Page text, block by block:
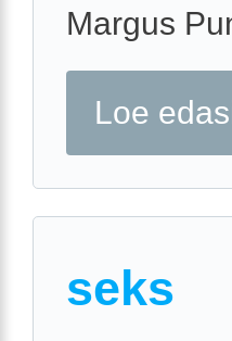
Margus
Loe
seks